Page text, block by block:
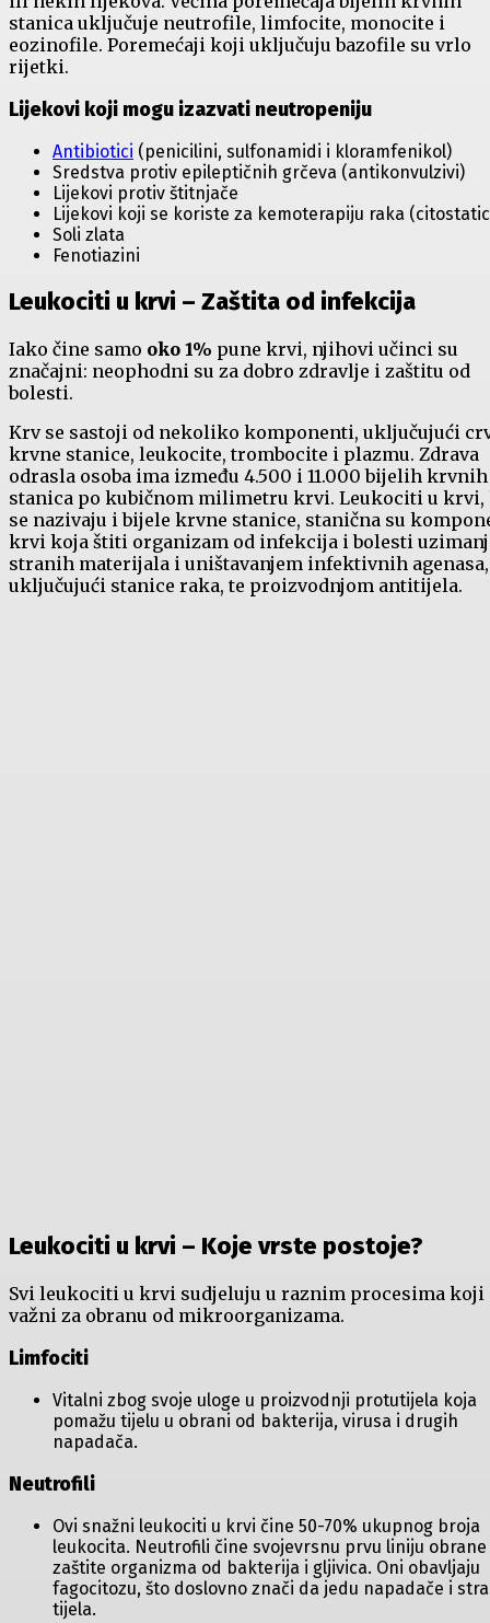
stanica uključuje neutrofile, limfocite, monocite i
eozinofile. Poremećaji koji uključuju bazofile su vrlo
rijetki.
Lijekovi koji mogu izazvati neutropeniju
Antibiotici (penicilini, sulfonamidi i kloramfenikol)
Sredstva protiv epileptičnih grčeva (antikonvulzivi)
Lijekovi protiv štitnjače
Lijekovi koji se koriste za kemoterapiju raka
Soli zlata
Fenotiazini
Leukociti u krvi – Zaštita od infekcija
Iako čine samo oko 1% pune krvi, njihovi učinci su
značajni: neophodni su za dobro zdravlje i zaštitu od
bolesti.
Krv se sastoji od nekoliko komponenti, uključujući
krvne stanice, leukocite, trombocite i plazmu. Zdrava
odrasla osoba ima između 4.500 i 11.000 bijelih krvnih
stanica po kubičnom milimetru krvi. Leukociti u
se nazivaju i bijele krvne stanice, stanična su
krvi koja štiti organizam od infekcija i bolesti
stranih materijala i uništavanjem infektivnih agenasa,
uključujući stanice raka, te proizvodnjom antitijela.
Leukociti u krvi – Koje vrste postoje?
Svi leukociti u krvi sudjeluju u raznim procesima koji
važni za obranu od mikroorganizama.
Limfociti
Vitalni zbog svoje uloge u proizvodnji protutijela koja
pomažu tijelu u obrani od bakterija, virusa i drugih
napadača.
Neutrofili
Ovi snažni leukociti u krvi čine 50-70% ukupnog broja
leukocita. Neutrofili čine svojevrsnu prvu liniju obrane
zaštite organizma od bakterija i gljivica. Oni obavljaju
fagocitozu, što doslovno znači da jedu napadače i
tijela.